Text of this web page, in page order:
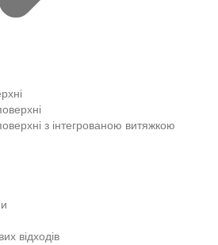
з інтегрованою витяжкою
відходів